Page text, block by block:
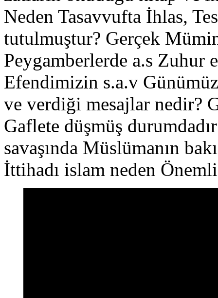
Neden Tasavvufta İhlas,
tutulmuştur? Gerçek
Peygamberlerde a.s Zuhur
Efendimizin s.a.v Günümüz
ve verdiği mesajlar nedir?
Gaflete düşmüş
savaşında Müslümanın
İttihadı islam neden